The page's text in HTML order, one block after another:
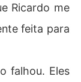
Ricardo me
feita para
falhou. Eles